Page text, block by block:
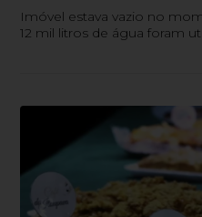
Imóvel estava vazio no
12 mil litros de água foram